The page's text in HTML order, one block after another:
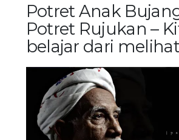
Potret Anak
Potret Rujukan –
belajar dari melihat